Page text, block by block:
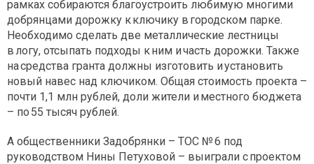
рамках собираются благоустроить любимую многими
добрянцами дорожку к ключику в городском парке.
Необходимо сделать две металлические лестницы
в логу, отсыпать подходы к ним и часть дорожки. Также
на средства гранта должны изготовить и установить
новый навес над ключиком. Общая стоимость проекта –
почти 1,1 млн рублей, доли жители и местного бюджета
– по 55 тысяч рублей.
А общественники Задобрянки – ТОС № 6 под
руководством Нины Петуховой – выиграли с проектом